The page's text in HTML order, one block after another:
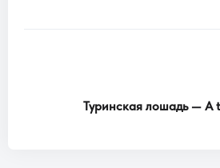
Туринская лошадь — A